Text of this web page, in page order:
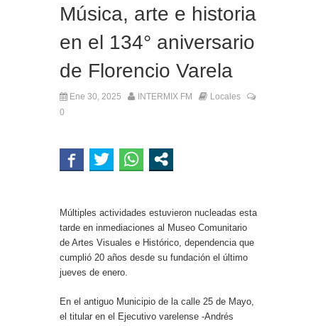
Música, arte e historia
en el 134° aniversario
de Florencio Varela
Ene 30, 2025 INTERMIX FM
Locales
0
Múltiples actividades estuvieron nucleadas esta
tarde en inmediaciones al Museo Comunitario
de Artes Visuales e Histórico, dependencia que
cumplió 20 años desde su fundación el último
jueves de enero.
En el antiguo Municipio de la calle 25 de Mayo,
el titular en el Ejecutivo varelense -Andrés